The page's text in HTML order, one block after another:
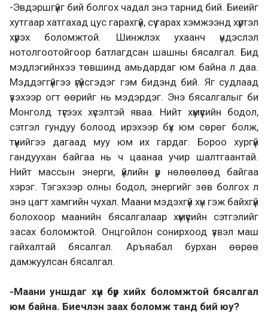
-Эвдэршгүйг бий болгох чадал энэ тарнид бий. Биеийг
хутгаар хатгахад цус гарахгүй, сүү гарах хэмжээнд хүртэл
хүрэх боломжтой. Шинжлэх ухаанч үндэслэл
нотолгоотойгоор батлагдсан шашны бясалгал. Бид
мэдлэгийнхээ төвшинд амьдардаг юм байна л даа.
Мэддэггүйгээ үгүйсгэдэг гэм бидэнд бий. Яг судлаад
үзэхээр огт өөрийг нь мэдэрдэг. Энэ бясалгалыг би
Монголд түгээх хүсэлтэй яваа. Нийт хүмүүсийн бодол,
сэтгэл гундуу болоод ирэхээр бүх юм сөрөг болж,
түүнийгээ дагаад муу юм их гардаг. Бороо хургүй
гандуухан байгаа нь ч цаанаа учир шалтгаантай.
Нийт массын энерги, үйлийн үр нөлөөлөөд байгаа
хэрэг. Тэгэхээр олны бодол, энергийг зөв болгох л
энэ цагт хамгийн чухал. Маани мэдэхгүй хүн гэж байхгүй
болохоор маанийн бясалгалаар хүмүүсийн сэтгэлийг
засах боломжтой. Онцгойлон сонирхоод үзвэл маш
гайхалтай бясалгал. Аръяабал бурхан өөрөө
дамжуулсан бясалгал.
-Маани уншдаг хүн бүр хийх боломжтой бясалгал
юм байна. Биечлэн заах боломж танд бий юу?